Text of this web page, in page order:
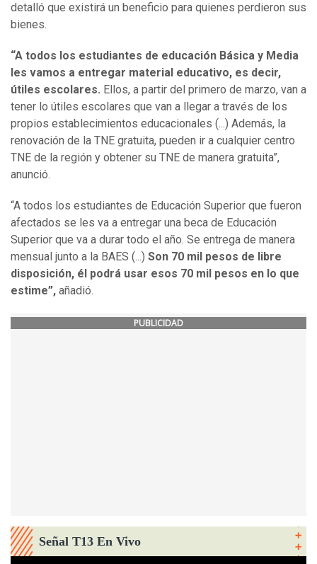
detalló que existirá un beneficio para quienes perdieron sus
bienes.
“A todos los estudiantes de educación Básica y Media
les vamos a entregar material educativo, es decir,
útiles escolares. Ellos, a partir del primero de marzo, van a
tener lo útiles escolares que van a llegar a través de los
propios establecimientos educacionales (...) Además, la
renovación de la TNE gratuita, pueden ir a cualquier centro
TNE de la región y obtener su TNE de manera gratuita”,
anunció.
“A todos los estudiantes de Educación Superior que fueron
afectados se les va a entregar una beca de Educación
Superior que va a durar todo el año. Se entrega de manera
mensual junto a la BAES (...) Son 70 mil pesos de libre
disposición, él podrá usar esos 70 mil pesos en lo que
estime”, añadió.
PUBLICIDAD
Señal T13 En Vivo